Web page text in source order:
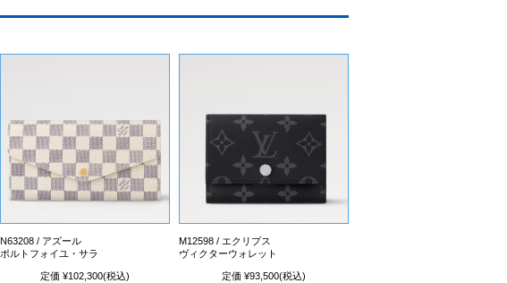
N63208 / アズール
ポルトフォイユ・サラ
定価 ¥102,300(税込)
M12598 / エクリプス
ヴィクターウォレット
定価 ¥93,500(税込)